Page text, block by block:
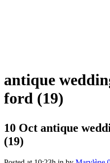
antique
ford (19)
10 Oct antique
(19)